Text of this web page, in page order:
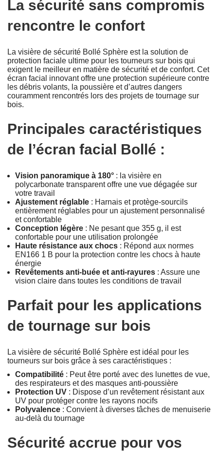
La sécurité sans compromis
rencontre le confort
La visière de sécurité Bollé Sphère est la solution de
protection faciale ultime pour les tourneurs sur bois qui
exigent le meilleur en matière de sécurité et de confort. Cet
écran facial innovant offre une protection supérieure contre
les débris volants, la poussière et d’autres dangers
couramment rencontrés lors des projets de tournage sur
bois.
Principales caractéristiques
de l’écran facial Bollé :
Vision panoramique à 180° : la visière en
polycarbonate transparent offre une vue dégagée sur
votre travail
Ajustement réglable : Harnais et protège-sourcils
entièrement réglables pour un ajustement personnalisé
et confortable
Conception légère : Ne pesant que 355 g, il est
confortable pour une utilisation prolongée
Haute résistance aux chocs : Répond aux normes
EN166 1 B pour la protection contre les chocs à haute
énergie
Revêtements anti-buée et anti-rayures : Assure une
vision claire dans toutes les conditions de travail
Parfait pour les applications
de tournage sur bois
La visière de sécurité Bollé Sphère est idéal pour les
tourneurs sur bois grâce à ses caractéristiques :
Compatibilité : Peut être porté avec des lunettes de vue,
des respirateurs et des masques anti-poussière
Protection UV : Dispose d’un revêtement résistant aux
UV pour protéger contre les rayons nocifs
Polyvalence : Convient à diverses tâches de menuiserie
au-delà du tournage
Sécurité accrue pour vos